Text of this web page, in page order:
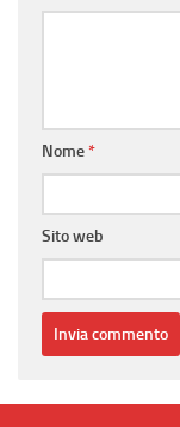
Nome*
Sito web